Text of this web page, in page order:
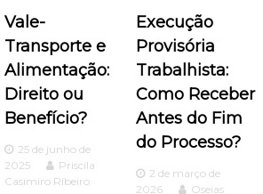
Vale-
Transporte e
Alimentação:
Direito ou
Benefício?
25 de junho de
2025
Priscila
Casimiro Ribeiro
Execução
Provisória
Trabalhista:
Como Receber
Antes do Fim
do Processo?
2 de março de
2026
Oseias